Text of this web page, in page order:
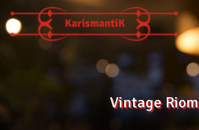
Panneau de gestion des cookies
Vintage Riom